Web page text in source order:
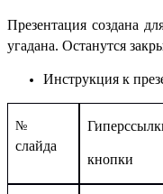
Презентация создана
угадана. Останутся
Инструкция к
№
слайда
кнопки